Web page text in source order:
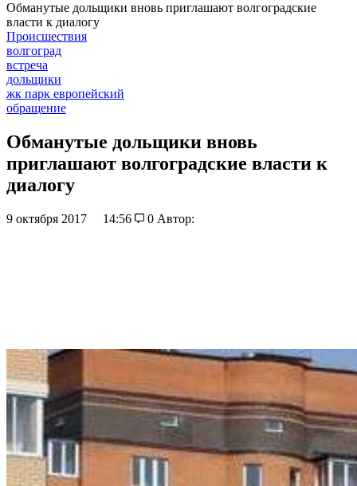
Обманутые дольщики вновь приглашают волгоградские
власти к диалогу
Происшествия
волгоград
встреча
дольщики
жк парк европейский
обращение
Обманутые дольщики вновь
приглашают волгоградские власти к
диалогу
9 октября 2017 14:56 0 Автор: